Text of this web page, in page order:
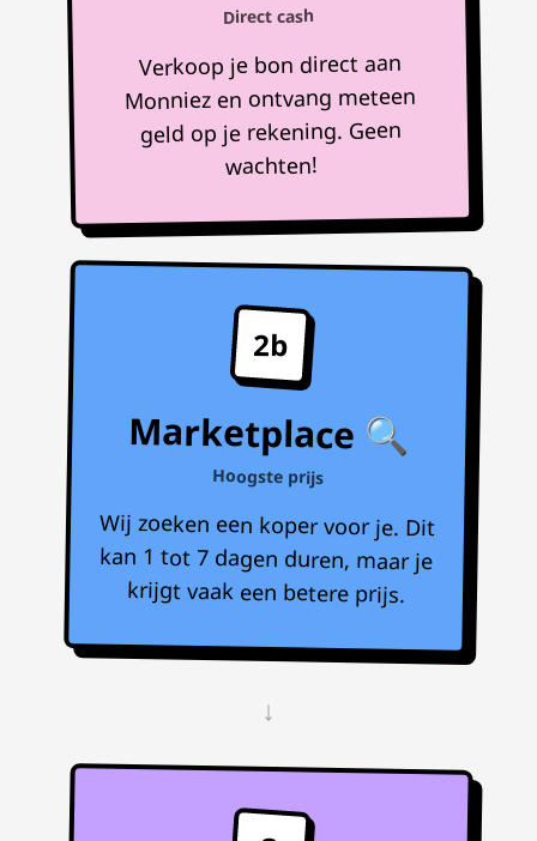
Direct cash
Verkoop je bon direct aan
Monniez en ontvang meteen
geld op je rekening. Geen
wachten!
2b
Marketplace 🔍
Hoogste prijs
Wij zoeken een koper voor je. Dit
kan 1 tot 7 dagen duren, maar je
krijgt vaak een betere prijs.
↓